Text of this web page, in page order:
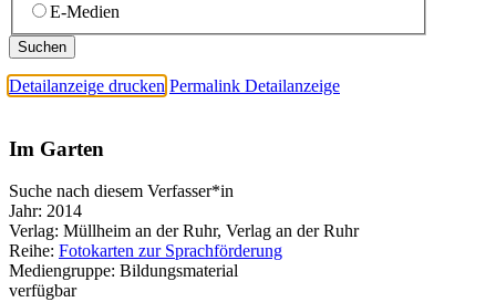
E-Medien
Detailanzeige drucken Permalink Detailanzeige
Im Garten
Suche nach diesem Verfasser*in
Jahr: 2014
Verlag: Müllheim an der Ruhr, Verlag an der Ruhr
Reihe: Fotokarten zur Sprachförderung
Mediengruppe: Bildungsmaterial
verfügbar